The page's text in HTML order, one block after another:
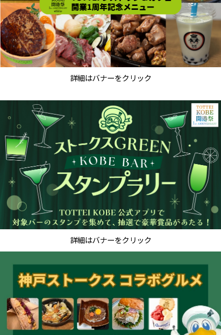
詳細はバナーをクリック
詳細はバナーをクリック